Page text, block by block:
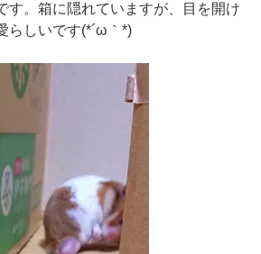
す。箱に隠れていますが、目を開け
らしいです(*´ω｀*)